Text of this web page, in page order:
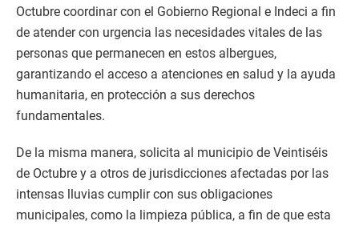
Octubre coordinar con el Gobierno Regional e Indeci a fin
de atender con urgencia las necesidades vitales de las
personas que permanecen en estos albergues,
garantizando el acceso a atenciones en salud y la ayuda
humanitaria, en protección a sus derechos
fundamentales.
De la misma manera, solicita al municipio de Veintiséis
de Octubre y a otros de jurisdicciones afectadas por las
intensas lluvias cumplir con sus obligaciones
municipales, como la limpieza pública, a fin de que esta